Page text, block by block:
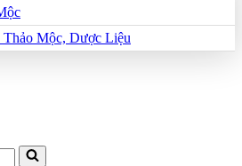
Thảo Mộc, Dược Liệu